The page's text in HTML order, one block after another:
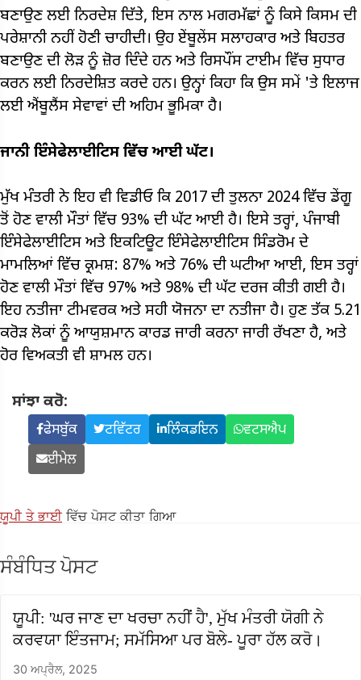
ਬਣਾਉਣ ਲਈ ਨਿਰਦੇਸ਼ ਦਿੱਤੇ, ਇਸ ਨਾਲ ਮਗਰਮੱਛਾਂ ਨੂੰ ਕਿਸੇ ਕਿਸਮ ਦੀ
ਪਰੇਸ਼ਾਨੀ ਨਹੀਂ ਹੋਣੀ ਚਾਹੀਦੀ। ਉਹ ਏਂਬੂਲੇਂਸ ਸਲਾਹਕਾਰ ਅਤੇ ਬਿਹਤਰ
ਬਣਾਉਣ ਦੀ ਲੋੜ ਨੂੰ ਜ਼ੋਰ ਦਿੰਦੇ ਹਨ ਅਤੇ ਰਿਸਪੌਂਸ ਟਾਈਮ ਵਿੱਚ ਸੁਧਾਰ
ਕਰਨ ਲਈ ਨਿਰਦੇਸ਼ਿਤ ਕਰਦੇ ਹਨ। ਉਨ੍ਹਾਂ ਕਿਹਾ ਕਿ ਉਸ ਸਮੇਂ 'ਤੇ ਇਲਾਜ
ਲਈ ਐਂਬੂਲੈਂਸ ਸੇਵਾਵਾਂ ਦੀ ਅਹਿਮ ਭੂਮਿਕਾ ਹੈ।
ਜਾਨੀ ਇੰਸੇਫੇਲਾਈਟਿਸ ਵਿੱਚ ਆਈ ਘੱਟ।
ਮੁੱਖ ਮੰਤਰੀ ਨੇ ਇਹ ਵੀ ਵਿਡੀਓ ਕਿ 2017 ਦੀ ਤੁਲਨਾ 2024 ਵਿੱਚ ਡੇਂਗੂ
ਤੋਂ ਹੋਣ ਵਾਲੀ ਮੌਤਾਂ ਵਿੱਚ 93% ਦੀ ਘੱਟ ਆਈ ਹੈ। ਇਸੇ ਤਰ੍ਹਾਂ, ਪੰਜਾਬੀ
ਇੰਸੇਫੇਲਾਈਟਿਸ ਅਤੇ ਇਕਟਿਊਟ ਇੰਸੇਫੇਲਾਈਟਿਸ ਸਿੰਡਰੋਮ ਦੇ
ਮਾਮਲਿਆਂ ਵਿੱਚ ਕ੍ਰਮਸ਼: 87% ਅਤੇ 76% ਦੀ ਘਟੀਆ ਆਈ, ਇਸ ਤਰ੍ਹਾਂ
ਹੋਣ ਵਾਲੀ ਮੌਤਾਂ ਵਿੱਚ 97% ਅਤੇ 98% ਦੀ ਘੱਟ ਦਰਜ ਕੀਤੀ ਗਈ ਹੈ।
ਇਹ ਨਤੀਜਾ ਟੀਮਵਰਕ ਅਤੇ ਸਹੀ ਯੋਜਨਾ ਦਾ ਨਤੀਜਾ ਹੈ। ਹੁਣ ਤੱਕ 5.21
ਕਰੋੜ ਲੋਕਾਂ ਨੂੰ ਆਯੁਸ਼ਮਾਨ ਕਾਰਡ ਜਾਰੀ ਕਰਨਾ ਜਾਰੀ ਰੱਖਣਾ ਹੈ, ਅਤੇ
ਹੋਰ ਵਿਅਕਤੀ ਵੀ ਸ਼ਾਮਲ ਹਨ।
ਸਾਂਝਾ ਕਰੋ:
ਫੇਸਬੁੱਕ ਟਵਿੱਟਰ ਲਿੰਕਡਇਨ
ਵਟਸਐਪ
ਈਮੇਲ
ਯੂਪੀ ਤੇ ਭਾਈ ਵਿੱਚ ਪੋਸਟ ਕੀਤਾ ਗਿਆ
ਸੰਬੰਧਿਤ ਪੋਸਟ
ਯੂਪੀ: 'ਘਰ ਜਾਣ ਦਾ ਖਰਚਾ ਨਹੀਂ ਹੈ', ਮੁੱਖ ਮੰਤਰੀ ਯੋਗੀ ਨੇ
ਕਰਵਯਾ ਇੰਤਜਾਮ; ਸਮੱਸਿਆ ਪਰ ਬੋਲੇ- ਪੂਰਾ ਹੱਲ ਕਰੋ।
30 ਅਪ੍ਰੈਲ, 2025